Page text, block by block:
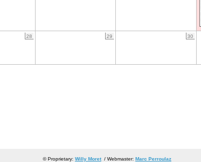
28 29 30
© Proprietary: Willy Moret/ Webmaster: Marc Perroulaz